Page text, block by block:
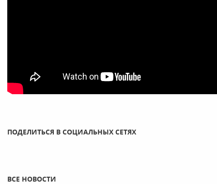
ПОДЕЛИТЬСЯ В СОЦИАЛЬНЫХ СЕТЯХ
ВСЕ НОВОСТИ